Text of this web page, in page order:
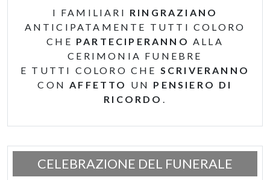
I FAMILIARI RINGRAZIANO
ANTICIPATAMENTE TUTTI COLORO
CHE PARTECIPERANNO ALLA
CERIMONIA FUNEBRE
E TUTTI COLORO CHE SCRIVERANNO
CONAFFETTO UN PENSIERO DI
RICORDO .
CELEBRAZIONE DEL FUNERALE